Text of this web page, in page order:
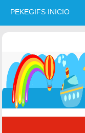
PEKEGIFS INICIO